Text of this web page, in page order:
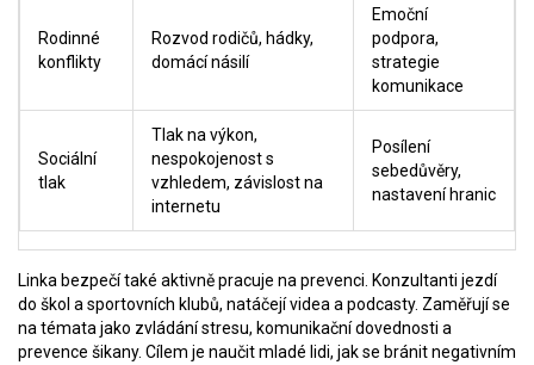
Rodinné
konflikty
Rozvod rodičů, hádky,
domácí násilí
Emoční
podpora,
strategie
komunikace
Sociální
tlak
Tlak na výkon,
nespokojenost s
vzhledem, závislost na
internetu
Posílení
sebedůvěry,
nastavení hranic
Linka bezpečí také aktivně pracuje na prevenci. Konzultanti jezdí
do škol a sportovních klubů, natáčejí videa a podcasty. Zaměřují se
na témata jako zvládání stresu, komunikační dovednosti a
prevence šikany. Cílem je naučit mladé lidi, jak se bránit negativním